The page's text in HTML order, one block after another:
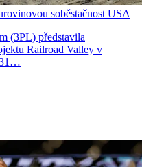
soběstačnost USA
(3PL) představila
Railroad Valley v
31…